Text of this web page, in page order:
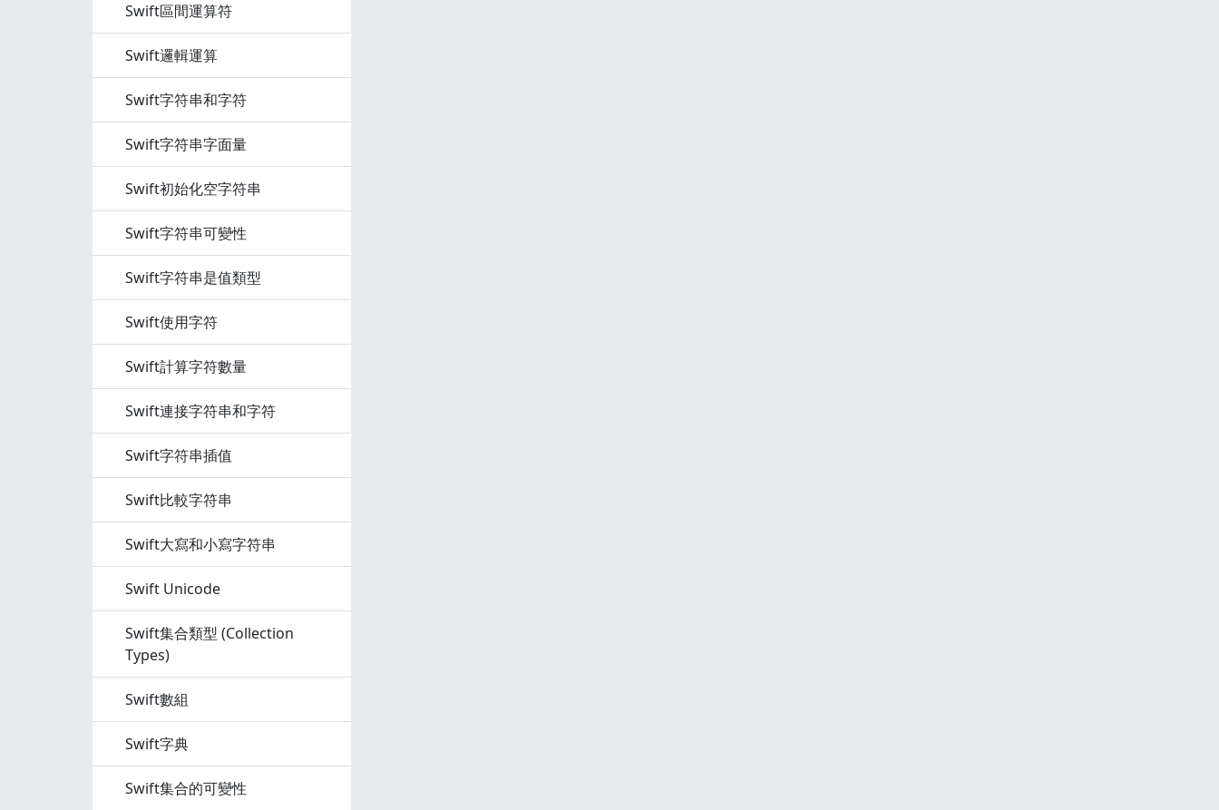
Swift區間運算符
Swift邏輯運算
Swift字符串和字符
Swift字符串字面量
Swift初始化空字符串
Swift字符串可變性
Swift字符串是值類型
Swift使用字符
Swift計算字符數量
Swift連接字符串和字符
Swift字符串插值
Swift比較字符串
Swift大寫和小寫字符串
Swift Unicode
Swift集合類型 (Collection
Types)
Swift數組
Swift字典
Swift集合的可變性